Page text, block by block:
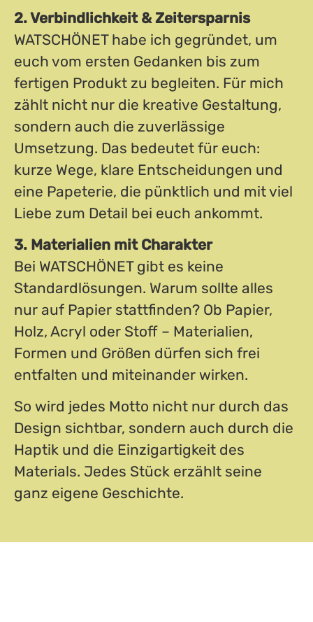
2. Verbindlichkeit & Zeitersparnis
WATSCHÖNET habe ich gegründet, um
euch vom ersten Gedanken bis zum
fertigen Produkt zu begleiten. Für mich
zählt nicht nur die kreative Gestaltung,
sondern auch die zuverlässige
Umsetzung. Das bedeutet für euch:
kurze Wege, klare Entscheidungen und
eine Papeterie, die pünktlich und mit viel
Liebe zum Detail bei euch ankommt.
3. Materialien mit Charakter
Bei WATSCHÖNET gibt es keine
Standardlösungen. Warum sollte alles
nur auf Papier stattfinden? Ob Papier,
Holz, Acryl oder Stoff – Materialien,
Formen und Größen dürfen sich frei
entfalten und miteinander wirken.
So wird jedes Motto nicht nur durch das
Design sichtbar, sondern auch durch die
Haptik und die Einzigartigkeit des
Materials. Jedes Stück erzählt seine
ganz eigene Geschichte.